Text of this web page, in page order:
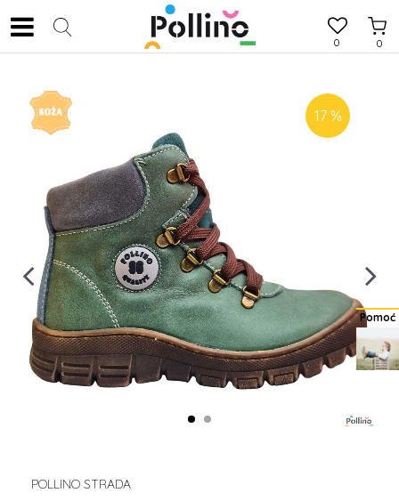
0
0
1 2
17 %
POLLINO STRADA
Pomoć